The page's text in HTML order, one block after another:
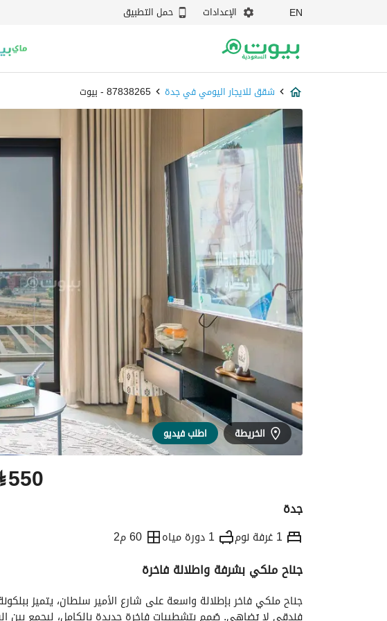
EN الإعدادات حمل التطبيق
شقق للايجار اليومي في جدة 87838265 - بيوت
الخريطة اطلب فيديو
550
جدة
1 غرفة نوم 1 دورة مياه 60 م2
التفاصيل
جناح ملكي بشرفة واطلالة فاخرة
فندقي لا يُضاهى. صُمم بتشطيبات فاخرة جديدة بالكامل، ليجمع بين